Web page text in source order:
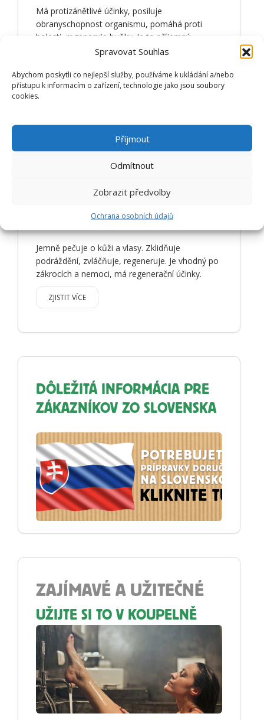
Spravovat Souhlas
Abychom poskytli co nejlepší služby, používáme k ukládání a/nebo
přístupu k informacím o zařízení, technologie jako jsou soubory
cookies.
Příjmout
Odmítnout
Zobrazit předvolby
Ochrana osobních údajů
Má protizánětlivé účinky, posiluje
obranyschopnost organismu, pomáhá proti
bolesti, regeneruje buňky. Je to příjemný
relaxant, který zklidňuje nervovou soustavu,
trávení.
Jemně pečuje o kůži a vlasy. Zklidňuje
podráždění, zvláčňuje, regeneruje. Je vhodný po
zákrocích a nemoci, má regenerační účinky.
ZJISTIT VÍCE
DÔLEŽITÁ INFORMÁCIA PRE
ZÁKAZNÍKOV ZO SLOVENSKA
ZAJÍMAVÉ A UŽITEČNÉ
UŽIJTE SI TO V KOUPELNĚ